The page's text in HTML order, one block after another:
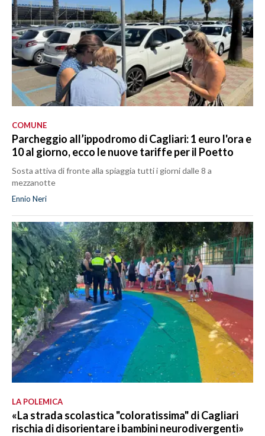
COMUNE
Parcheggio all’ippodromo di Cagliari: 1 euro l'ora e
10 al giorno, ecco le nuove tariffe per il Poetto
Sosta attiva di fronte alla spiaggia tutti i giorni dalle 8 a
mezzanotte
Ennio Neri
LA POLEMICA
«La strada scolastica "coloratissima" di Cagliari
rischia di disorientare i bambini neurodivergenti»